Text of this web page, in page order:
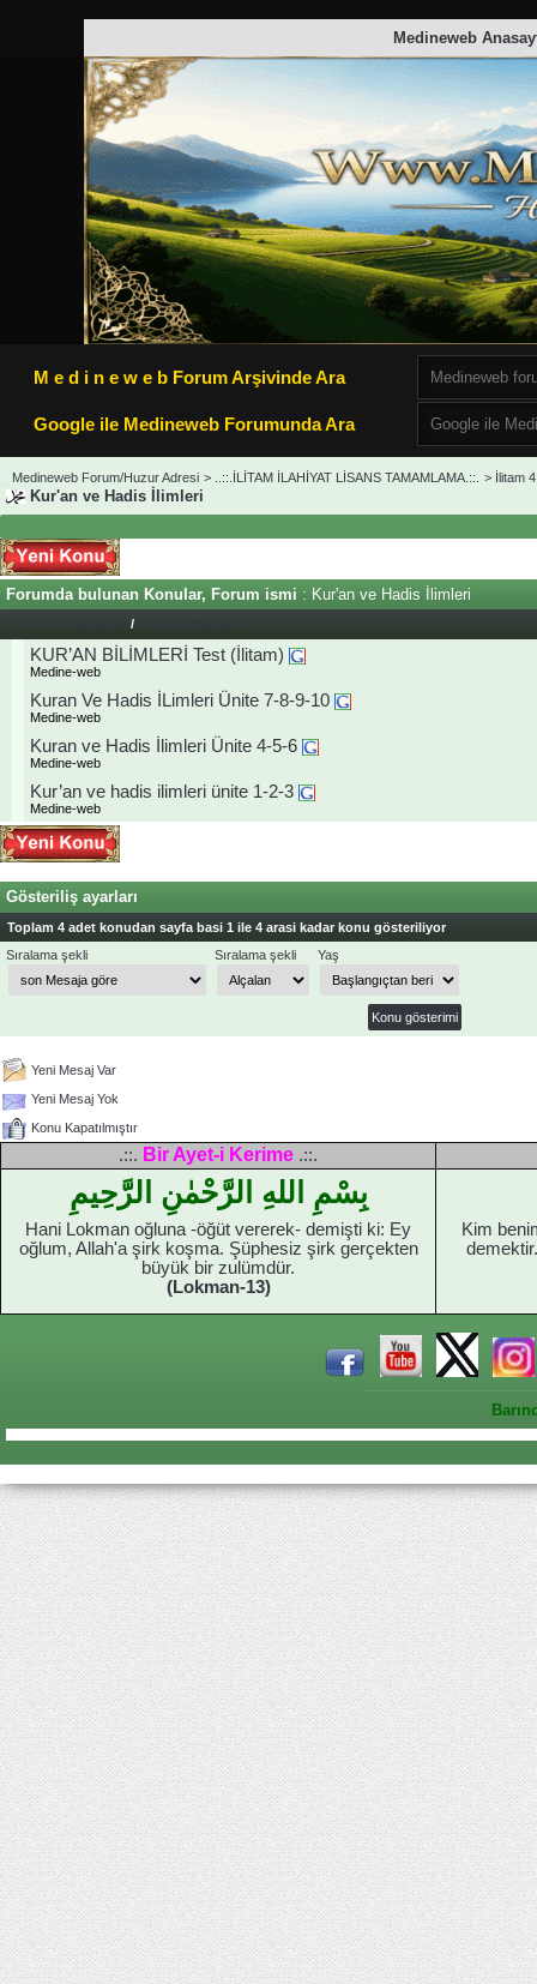
Medineweb
M e d i n e w e b Forum Arşivinde Ara
Google ile Medineweb Forumunda Ara
Medineweb Forum/Huzur Adresi > ..::.İLİTAM İLAHİYAT LİSANS TAMAMLAMA.::. > İlitam
Kur'an ve Hadis İlimleri
Forumda bulunan Konular, Forum ismi : Kur'an ve Hadis İlimleri
/
KUR’AN BİLİMLERİ Test (İlitam)
Medine-web
Kuran Ve Hadis İLimleri Ünite 7-8-9-10
Medine-web
Kuran ve Hadis İlimleri Ünite 4-5-6
Medine-web
Kur’an ve hadis ilimleri ünite 1-2-3
Medine-web
Gösteriliş ayarları
Toplam 4 adet konudan sayfa basi 1 ile 4 arasi kadar konu gösteriliyor
Sıralama şekli
Sıralama şekli Yaş
Yeni Mesaj Var
Yeni Mesaj Yok
Konu Kapatılmıştır
.::. Bir Ayet-i Kerime .::.
بِسْمِ اللهِ الرَّحْمٰنِ الرَّحِيمِ
Hani Lokman oğluna -öğüt vererek- demişti ki: Ey
oğlum, Allah'a şirk koşma. Şüphesiz şirk gerçekten
büyük bir zulümdür.
(Lokman-13)
Kim